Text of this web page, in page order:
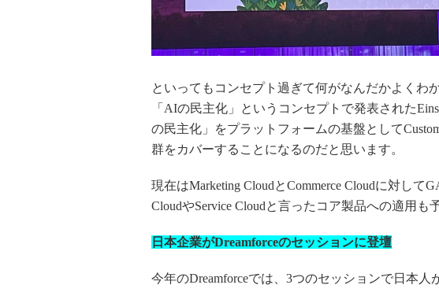
といってもコンセプト過ぎて何がなんだかよくわ
「AIの民主化」というコンセプトで発表された
の民主化」をプラットフォームの基盤として
群をカバーすることになるのだと思います。
現在はMarketing CloudとCommerce Cloudに対して
CloudやService Cloudと言ったコア製品への適用も
日本企業がDreamforceのセッションに登壇
今年のDreamforceでは、3つのセッションで日本人